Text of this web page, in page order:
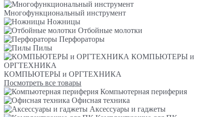
Многофункциональный инструмент
Ножницы
Отбойные молотки
Перфораторы
Пилы
КОМПЬЮТЕРЫ и
ОРГТЕХНИКА
КОМПЬЮТЕРЫ и ОРГТЕХНИКА
Посмотреть все товары
Компьютерная периферия
Офисная техника
Аксессуары и гаджеты